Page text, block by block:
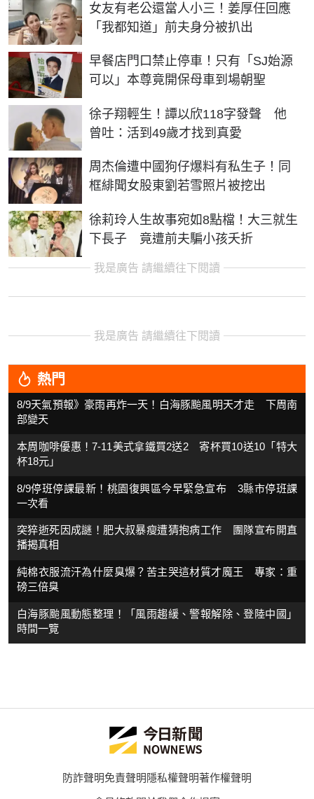
女友有老公還當人小三！姜厚任回應
「我都知道」前夫身分被扒出
早餐店門口禁止停車！只有「SJ始源
可以」本尊竟開保母車到場朝聖
徐子翔輕生！譚以欣118字發聲 他
曾吐：活到49歲才找到真愛
周杰倫遭中國狗仔爆料有私生子！同
框緋聞女股東劉若雪照片被挖出
徐莉玲人生故事宛如8點檔！大三就生
下長子 竟遭前夫騙小孩夭折
我是廣告 請繼續往下閱讀
我是廣告 請繼續往下閱讀
熱門
8/9天氣預報》豪雨再炸一天！白海豚颱風明天才走 下周南
部變天
本周咖啡優惠！7-11美式拿鐵買2送2 寄杯買10送10「特大
杯18元」
8/9停班停課最新！桃園復興區今早緊急宣布 3縣市停班課
一次看
突猝逝死因成謎！肥大叔暴瘦遭猜抱病工作 團隊宣布開直
播揭真相
純棉衣服流汗為什麼臭爆？苦主哭這材質才魔王 專家：重
磅三倍臭
白海豚颱風動態整理！「風雨趨緩、警報解除、登陸中國」
時間一覽
防詐聲明免責聲明隱私權聲明著作權聲明